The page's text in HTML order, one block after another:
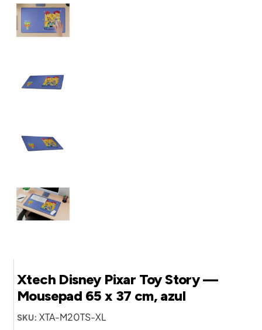
Xtech Disney Pixar Toy Story —
Mousepad 65 x 37 cm, azul
SKU: XTA-M20TS-XL